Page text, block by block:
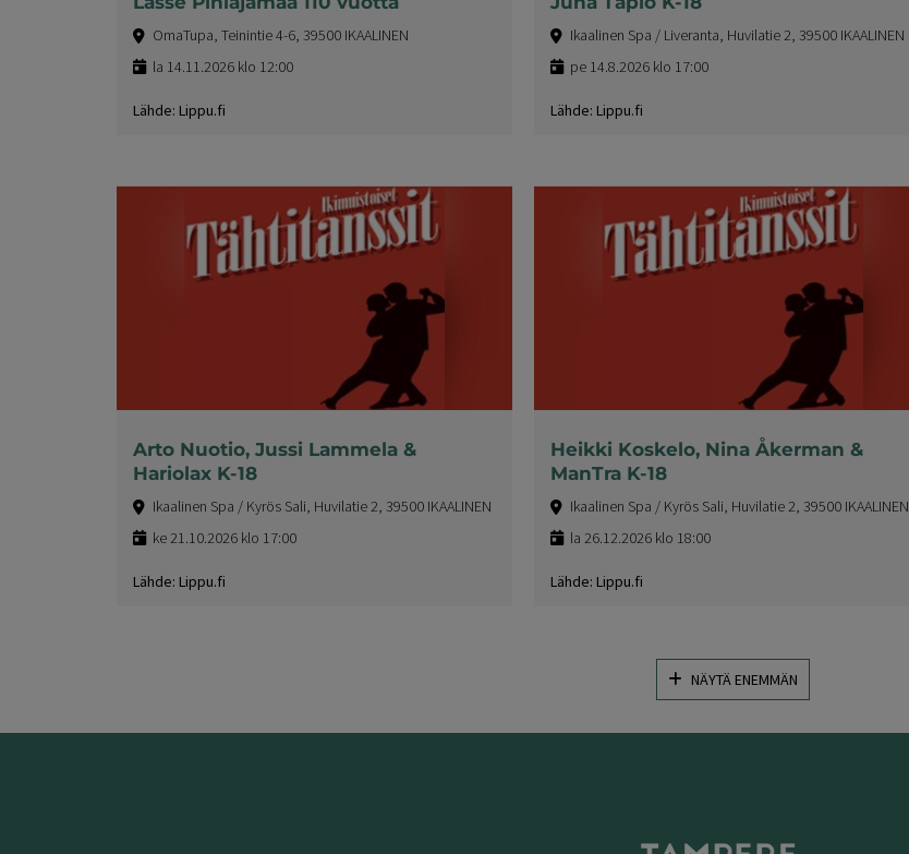
OmaTupa, Teinintie 4-6, 39500 IKAALINEN
la 14.11.2026 klo 12:00
Lähde: Lippu.fi
Ikaalinen Spa / Liveranta, Huvilatie 2, 39500 IKAALINEN
pe 14.8.2026 klo 17:00
Lähde: Lippu.fi
Arto Nuotio, Jussi Lammela &
Hariolax K-18
Ikaalinen Spa / Kyrös Sali, Huvilatie 2, 39500 IKAALINEN
ke 21.10.2026 klo 17:00
Lähde: Lippu.fi
Heikki Koskelo, Nina Åkerman &
ManTra K-18
Ikaalinen Spa / Kyrös Sali, Huvilatie 2, 39500 IKAALINEN
la 26.12.2026 klo 18:00
Lähde: Lippu.fi
NÄYTÄ ENEMMÄN